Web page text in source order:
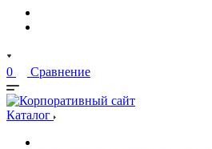
0 Сравнение
Каталог